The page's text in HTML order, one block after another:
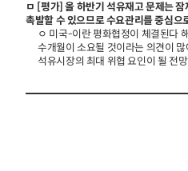
ㅁ [평가] 올 하반기 석유재고 문제는
촉발할 수 있으므로 수요관리를 중심으
ㅇ 미국-이란 평화협정이 체결된다
수개월이 소요될 것이라는 의견이 많
석유시장의 최대 위협 요인이 될 전망